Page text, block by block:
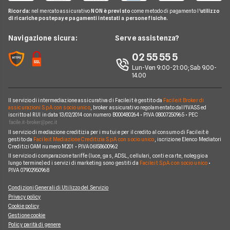
News
Contatti
Carta conto
Hello Bank!
Fineco
N26
Revolut
Glossario Conti
Notizie Conti
Argomenti in evidenza Conti
Prodotti Conti
Ricorda: nel mercato assicurativo NON è previsto come metodo di pagamento l'utilizzo
di ricariche postepay e pagamenti intestati a persone fisiche.
Navigazione sicura: Serve assistenza?
02 55 55 5
Lun-Ven 9:00-21:00; Sab 9.00-
14.00
Il servizio di intermediazione assicurativa di Facile.it è gestito da Facile.it Broker di
assicurazioni S.p.A. con socio unico, broker assicurativo regolamentato dall'IVASS ed
iscritto al RUI in data 13/02/2014 con numero B000480264 • P.IVA 08007250965 • PEC
Il servizio di mediazione creditizia per i mutui e per il credito al consumo di Facile.it è
gestito da Facile.it Mediazione Creditizia S.p.A. con socio unico , iscrizione Elenco Mediatori
Creditizi OAM numero M201 • P.IVA 06158600962
Il servizio di comparazione tariffe (luce, gas, ADSL, cellulari, conti e carte, noleggio a
lungo termine) ed i servizi di marketing sono gestiti da Facile.it S.p.A. con socio unico•
P.IVA 07902950968
Condizioni Generali di Utilizzo del Servizio
Privacy policy
Cookie policy
Gestione cookie
Policy parità di genere